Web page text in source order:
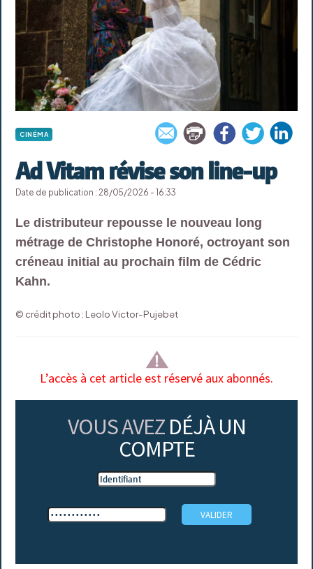
CINÉMA
Ad Vitam révise son line-up
Date de publication : 28/05/2026 - 16:33
Le distributeur repousse le nouveau long
métrage de Christophe Honoré, octroyant son
créneau initial au prochain film de Cédric
Kahn.
© crédit photo : Leolo Victor-Pujebet
L’accès à cet article est réservé aux abonnés.
VOUS AVEZ DÉJÀ UN
COMPTE